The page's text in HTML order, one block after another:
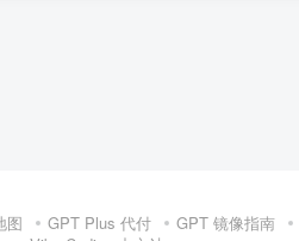
图 GPT Plus 代付 GPT 镜像指南